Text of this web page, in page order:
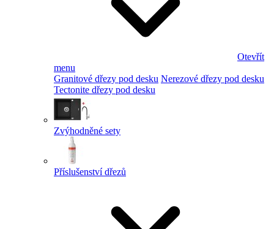
Otevřít
menu
Granitové dřezy pod desku Nerezové dřezy pod desku
Tectonite dřezy pod desku
Zvýhodněné sety
Příslušenství dřezů